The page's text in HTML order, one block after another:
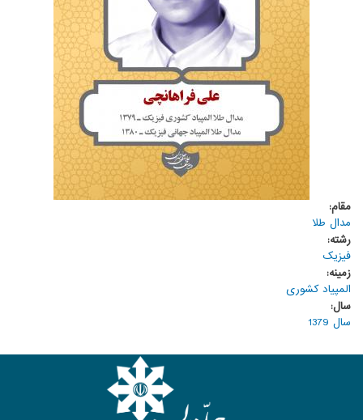
مقام:
مدال طلا
رشته:
فیزیک
زمینه:
المپیاد کشوری
سال:
سال 1379